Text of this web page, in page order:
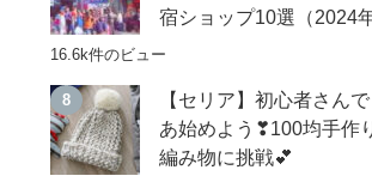
宿ショップ10選（2024
16.6k件のビュー
【セリア】初心者さん
あ始めよう❣100均手作
編み物に挑戦💕